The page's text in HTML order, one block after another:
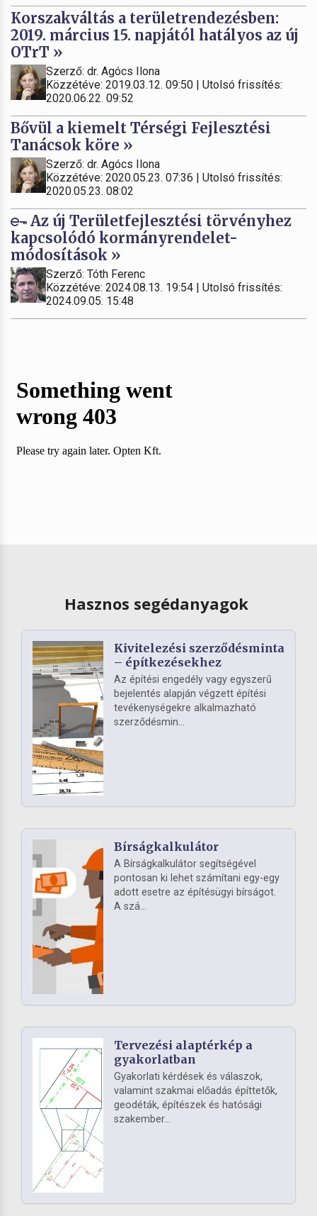
Korszakváltás a területrendezésben:
2019. március 15. napjától hatályos az új
OTrT »
Szerző: dr. Agócs Ilona
Közzétéve: 2019.03.12. 09:50 | Utolsó frissítés:
2020.06.22. 09:52
Bővül a kiemelt Térségi Fejlesztési
Tanácsok köre »
Szerző: dr. Agócs Ilona
Közzétéve: 2020.05.23. 07:36 | Utolsó frissítés:
2020.05.23. 08:02
Az új Területfejlesztési törvényhez
kapcsolódó kormányrendelet-
módosítások »
Szerző: Tóth Ferenc
Közzétéve: 2024.08.13. 19:54 | Utolsó frissítés:
2024.09.05. 15:48
Hasznos segédanyagok
Kivitelezési szerződésminta
– építkezésekhez
Az építési engedély vagy egyszerű
bejelentés alapján végzett építési
tevékenységekre alkalmazható
szerződésmin...
Bírságkalkulátor
A Bírságkalkulátor segítségével
pontosan ki lehet számítani egy-egy
adott esetre az építésügyi bírságot.
A szá...
Tervezési alaptérkép a
gyakorlatban
Gyakorlati kérdések és válaszok,
valamint szakmai előadás építtetők,
geodéták, építészek és hatósági
szakember...